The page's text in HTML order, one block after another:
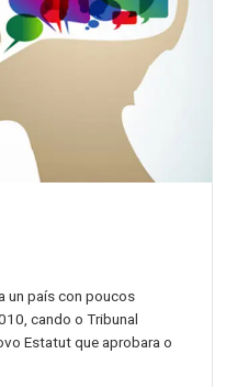
un país con poucos
cando o Tribunal
Estatut que aprobara o